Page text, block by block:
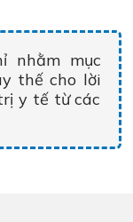
nhằm mục
thế cho lời
y tế từ các